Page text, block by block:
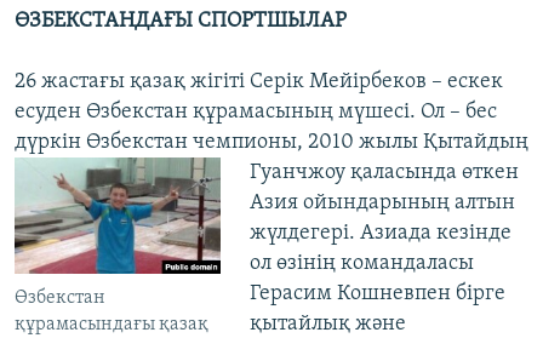
ӨЗБЕКСТАНДАҒЫ СПОРТШЫЛАР
26 жастағы қазақ жігіті Серік Мейірбеков – ескек
есуден Өзбекстан құрамасының мүшесі. Ол – бес
дүркін Өзбекстан чемпионы, 2010 жылы Қытайдың
Гуанчжоу
Өзбекстан
құрамасындағы қазақ
қаласында өткен
Азия ойындарының алтын
жүлдегері. Азиада кезінде
ол өзінің командаласы
Герасим Кошневпен бірге
қытайлық және